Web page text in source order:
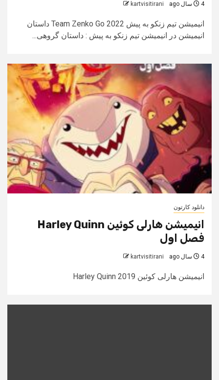
4 سال ago kartvisitirani
انیمیشن تیم زنکو به پیش Team Zenko Go 2022 داستان
انیمیشن در انیمیشن تیم زنکو به پیش : داستان گروهی...
دانلود کارتون
انیمیشن هارلی کوئین Harley Quinn
فصل اول
4 سال ago kartvisitirani
انیمیشن هارلی کوئین Harley Quinn 2019